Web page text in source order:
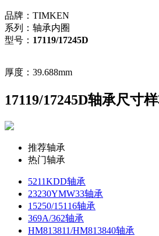
品牌：TIMKEN
系列：轴承内圈
型号： 17119/17245D
厚度：39.688mm
17119/17245D轴承尺寸
推荐轴承
热门轴承
5211KDD轴承
23230YMW33轴承
15250/15116轴承
369A/362轴承
HM813811/HM813840轴承